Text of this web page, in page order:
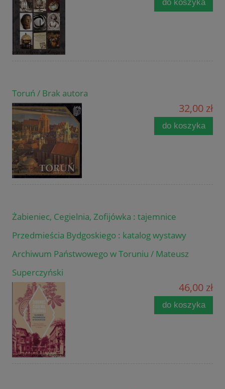
do koszyka
Toruń / Brak autora
32,00 zł
do koszyka
Żabieniec, Cegielnia, Zofijówka : tajemnice
Przedmieścia Bydgoskiego : katalog wystawy
Archiwum Państwowego w Toruniu / Mateusz
Superczyński
46,00 zł
do koszyka